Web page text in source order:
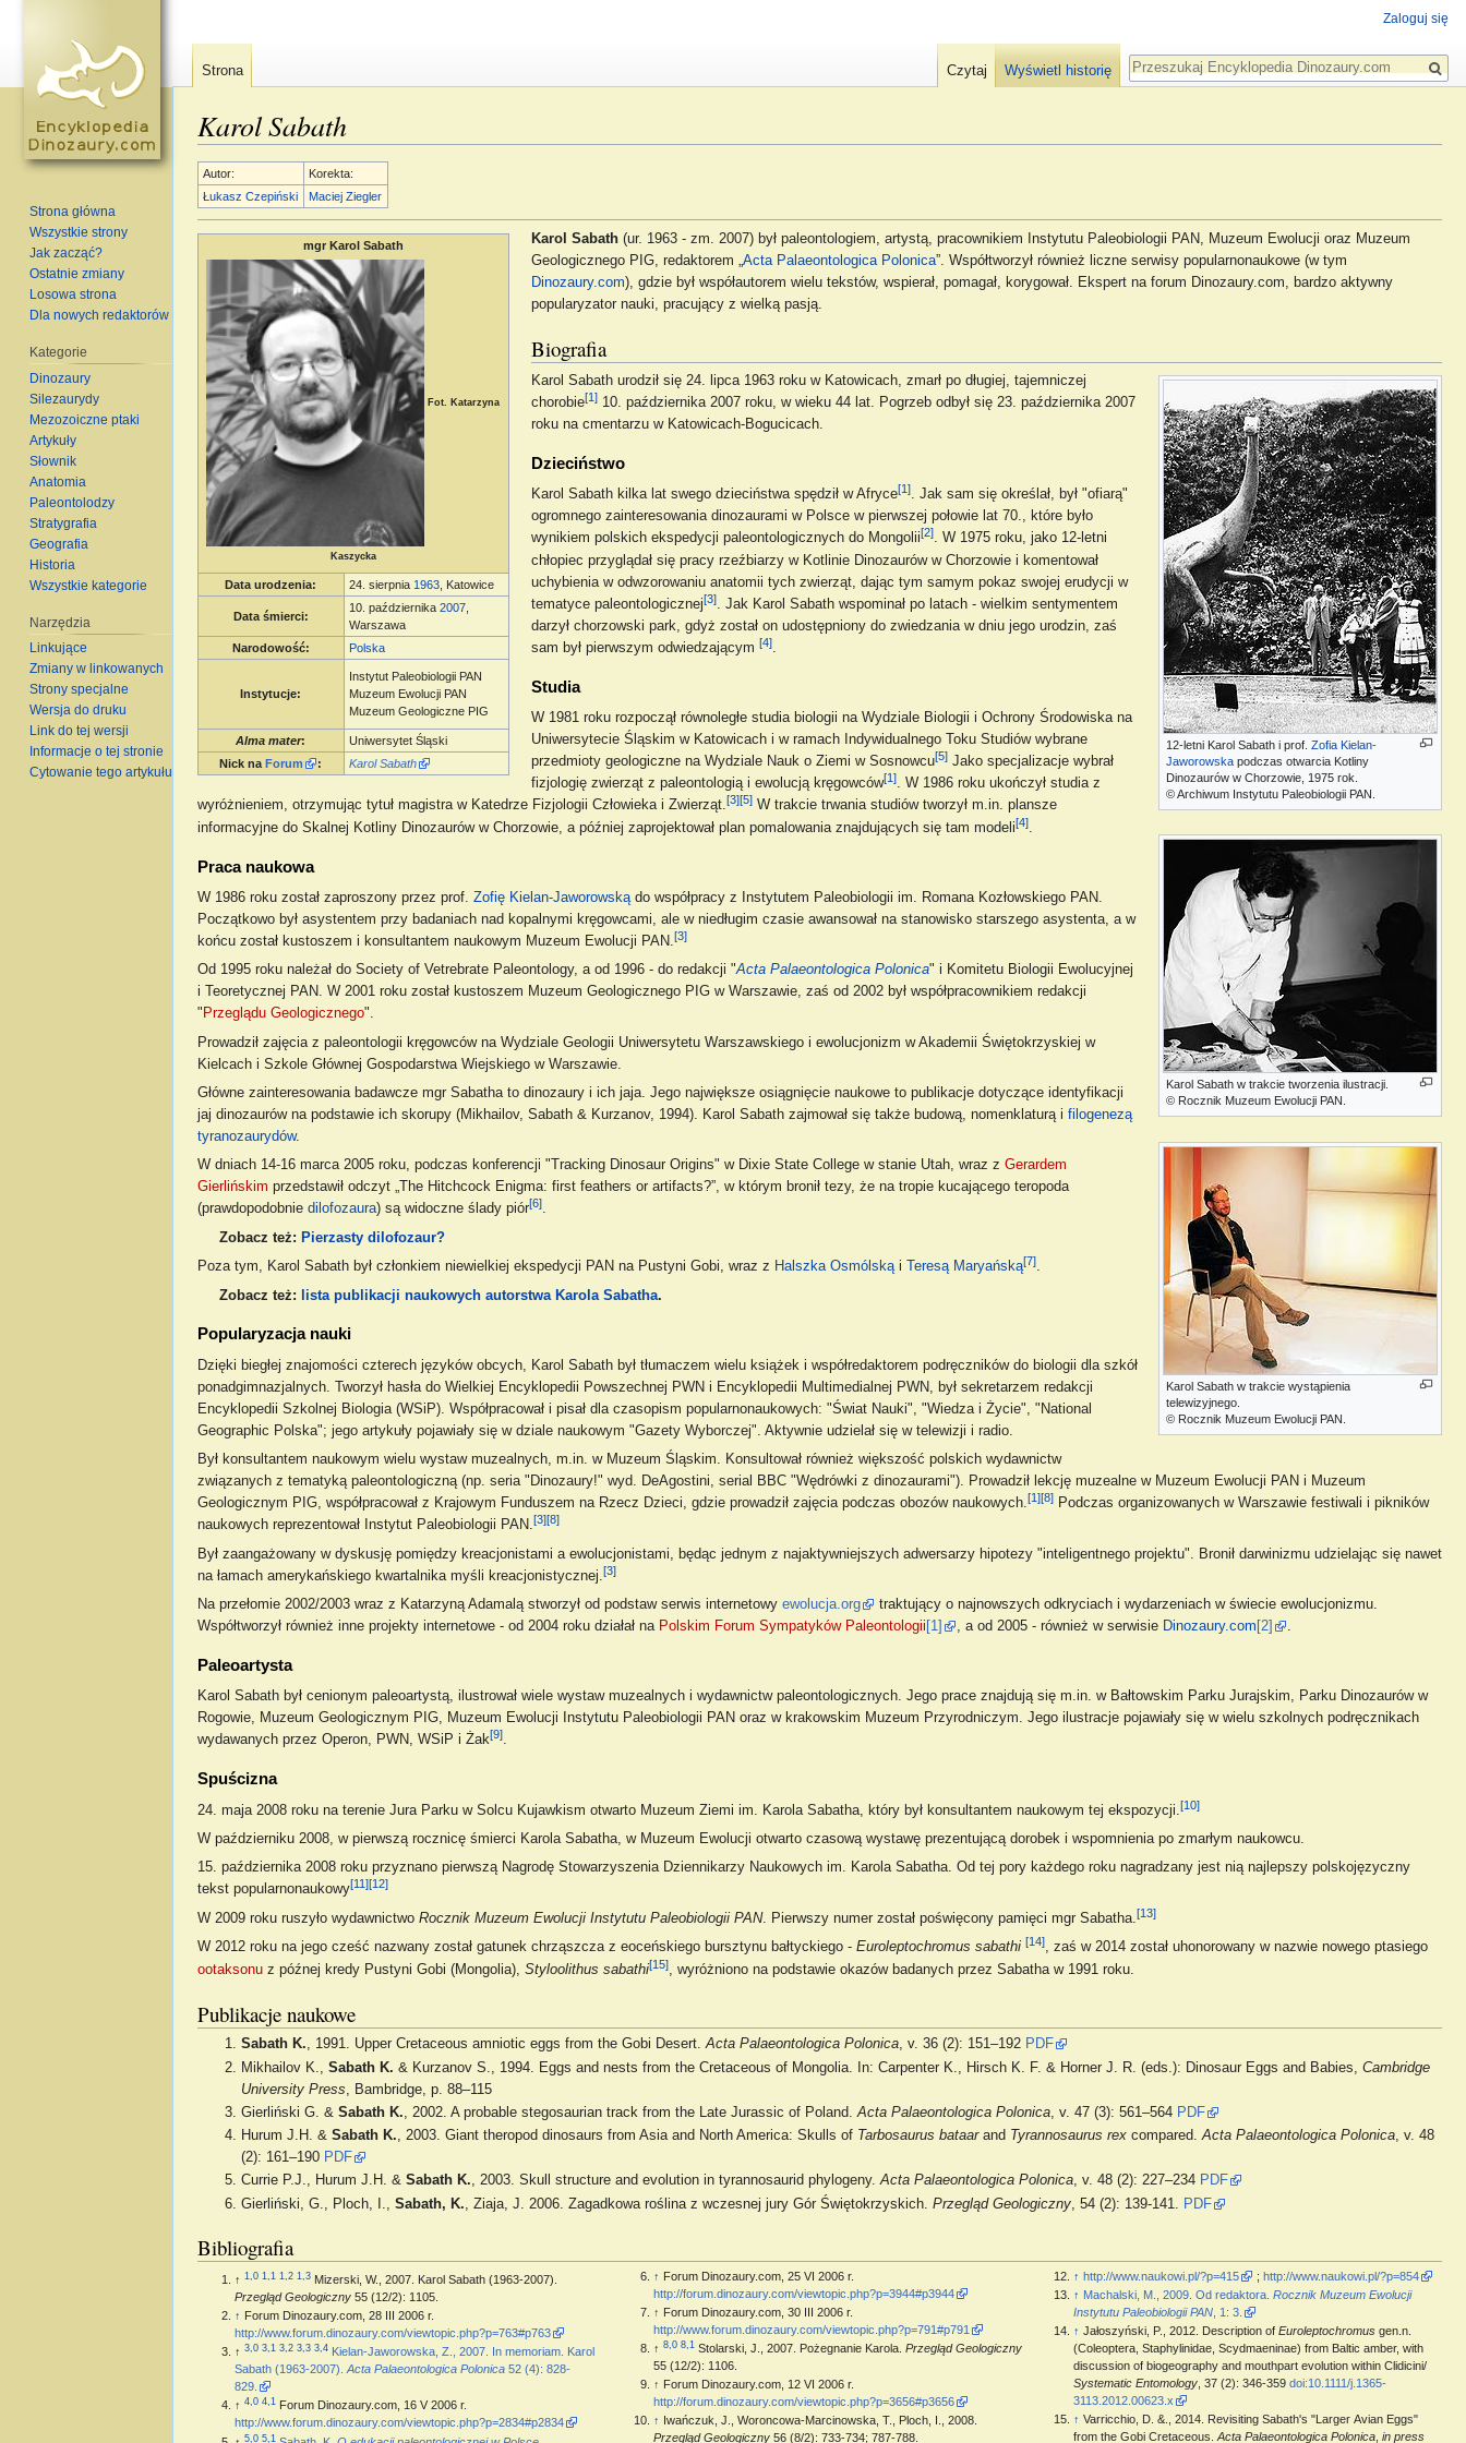
Karol Sabath
Autor:
Korekta:
Łukasz Czepiński
Maciej Ziegler
mgr Karol Sabath
Fot. Katarzyna
Kaszycka
Data urodzenia: 24. sierpnia 1963 , Katowice
Data śmierci:
10. października2007
Warszawa
Narodowość: Polska
Instytucje:
Instytut Paleobiologii PAN
Muzeum Ewolucji PAN
Muzeum Geologiczne PIG
Alma mater:
Uniwersytet Śląski
Nick naForum : Karol Sabath
Karol Sabath(ur. 1963 - zm. 2007) był paleontologiem, artystą, pracownikiem Instytutu Paleobiologii PAN, Muzeum Ewolucji oraz Muzeum
Geologicznego PIG, redaktorem „ Acta Palaeontologica Polonica”. Współtworzył również liczne serwisy popularnonaukowe (w tym
Dinozaury.com), gdzie był współautorem wielu tekstów, wspierał, pomagał, korygował. Ekspert na forum Dinozaury.com, bardzo aktywny
popularyzator nauki, pracujący z wielką pasją.
Biografia
12-letni Karol Sabath i prof.Zofia Kielan-
Jaworowska podczas otwarcia Kotliny
Dinozaurów w Chorzowie, 1975 rok.
© Archiwum Instytutu Paleobiologii PAN.
Karol Sabath w trakcie tworzenia ilustracji.
© Rocznik Muzeum Ewolucji PAN.
Karol Sabath w trakcie wystąpienia
telewizyjnego.
© Rocznik Muzeum Ewolucji PAN.
Karol Sabath urodził się 24. lipca 1963 roku w Katowicach, zmarł po długiej, tajemniczej
chorobie[1]10. października 2007 roku, w wieku 44 lat. Pogrzeb odbył się 23. października 2007
roku na cmentarzu w Katowicach-Bogucicach.
Dzieciństwo
Karol Sabath kilka lat swego dzieciństwa spędził w Afryce[1]. Jak sam się określał, był "ofiarą"
ogromnego zainteresowania dinozaurami w Polsce w pierwszej połowie lat 70., które było
wynikiem polskich ekspedycji paleontologicznych do Mongolii[2]. W 1975 roku, jako 12-letni
chłopiec przyglądał się pracy rzeźbiarzy w Kotlinie Dinozaurów w Chorzowie i komentował
uchybienia w odwzorowaniu anatomii tych zwierząt, dając tym samym pokaz swojej erudycji w
tematyce paleontologicznej[3]. Jak Karol Sabath wspominał po latach - wielkim sentymentem
darzył chorzowski park, gdyż został on udostępniony do zwiedzania w dniu jego urodzin, zaś
sam był pierwszym odwiedzającym [4].
Studia
W 1981 roku rozpoczął równoległe studia biologii na Wydziale Biologii i Ochrony Środowiska na
Uniwersytecie Śląskim w Katowicach i w ramach Indywidualnego Toku Studiów wybrane
przedmioty geologiczne na Wydziale Nauk o Ziemi w Sosnowcu[5]Jako specjalizacje wybrał
fizjologię zwierząt z paleontologią i ewolucją kręgowców[1]. W 1986 roku ukończył studia z
wyróżnieniem, otrzymując tytuł magistra w Katedrze Fizjologii Człowieka i Zwierząt.[3][5]W trakcie trwania studiów tworzył m.in. plansze
informacyjne do Skalnej Kotliny Dinozaurów w Chorzowie, a później zaprojektował plan pomalowania znajdujących się tam modeli[4].
Praca naukowa
W 1986 roku został zaproszony przez prof. Zofię Kielan-Jaworowskądo współpracy z Instytutem Paleobiologii im. Romana Kozłowskiego PAN.
Początkowo był asystentem przy badaniach nad kopalnymi kręgowcami, ale w niedługim czasie awansował na stanowisko starszego asystenta, a w
końcu został kustoszem i konsultantem naukowym Muzeum Ewolucji PAN.[3]
Od 1995 roku należał do Society of Vetrebrate Paleontology, a od 1996 - do redakcji "Acta Palaeontologica Polonica" i Komitetu Biologii Ewolucyjnej
i Teoretycznej PAN. W 2001 roku został kustoszem Muzeum Geologicznego PIG w Warszawie, zaś od 2002 był współpracownikiem redakcji
" Przeglądu Geologicznego".
Prowadził zajęcia z paleontologii kręgowców na Wydziale Geologii Uniwersytetu Warszawskiego i ewolucjonizm w Akademii Świętokrzyskiej w
Kielcach i Szkole Głównej Gospodarstwa Wiejskiego w Warszawie.
Główne zainteresowania badawcze mgr Sabatha to dinozaury i ich jaja. Jego największe osiągnięcie naukowe to publikacje dotyczące identyfikacji
jaj dinozaurów na podstawie ich skorupy (Mikhailov, Sabath & Kurzanov, 1994). Karol Sabath zajmował się także budową, nomenklaturą i filogenezą
tyranozaurydów.
W dniach 14-16 marca 2005 roku, podczas konferencji "Tracking Dinosaur Origins" w Dixie State College w stanie Utah, wraz z Gerardem
Gierlińskim przedstawił odczyt „The Hitchcock Enigma: first feathers or artifacts?”, w którym bronił tezy, że na tropie kucającego teropoda
(prawdopodobnie dilofozaura) są widoczne ślady piór[6].
Zobacz też: Pierzasty dilofozaur?
Poza tym, Karol Sabath był członkiem niewielkiej ekspedycji PAN na Pustyni Gobi, wraz z Halszka Osmólskąi Teresą Maryańską[7].
Zobacz też:
lista publikacji naukowych autorstwa Karola Sabatha.
Popularyzacja nauki
Dzięki biegłej znajomości czterech języków obcych, Karol Sabath był tłumaczem wielu książek i współredaktorem podręczników do biologii dla szkół
ponadgimnazjalnych. Tworzył hasła do Wielkiej Encyklopedii Powszechnej PWN i Encyklopedii Multimedialnej PWN, był sekretarzem redakcji
Encyklopedii Szkolnej Biologia (WSiP). Współpracował i pisał dla czasopism popularnonaukowych: "Świat Nauki", "Wiedza i Życie", "National
Geographic Polska"; jego artykuły pojawiały się w dziale naukowym "Gazety Wyborczej". Aktywnie udzielał się w telewizji i radio.
Był konsultantem naukowym wielu wystaw muzealnych, m.in. w Muzeum Śląskim. Konsultował również większość polskich wydawnictw
związanych z tematyką paleontologiczną (np. seria "Dinozaury!" wyd. DeAgostini, serial BBC "Wędrówki z dinozaurami"). Prowadził lekcję muzealne w Muzeum Ewolucji PAN i Muzeum
Geologicznym PIG, współpracował z Krajowym Funduszem na Rzecz Dzieci, gdzie prowadził zajęcia podczas obozów naukowych.[1][8]Podczas organizowanych w Warszawie festiwali i pikników
naukowych reprezentował Instytut Paleobiologii PAN.[3][8]
Był zaangażowany w dyskusję pomiędzy kreacjonistami a ewolucjonistami, będąc jednym z najaktywniejszych adwersarzy hipotezy "inteligentnego projektu". Bronił darwinizmu udzielając się nawet
na łamach amerykańskiego kwartalnika myśli kreacjonistycznej.[3]
Na przełomie 2002/2003 wraz z Katarzyną Adamalą stworzył od podstaw serwis internetowy ewolucja.org
traktujący o najnowszych odkryciach i wydarzeniach w świecie ewolucjonizmu.
Współtworzył również inne projekty internetowe - od 2004 roku działał na Polskim Forum Sympatyków Paleontologii [1] , a od 2005 - również w serwisie Dinozaury.com [2] .
Paleoartysta
Karol Sabath był cenionym paleoartystą, ilustrował wiele wystaw muzealnych i wydawnictw paleontologicznych. Jego prace znajdują się m.in. w Bałtowskim Parku Jurajskim, Parku Dinozaurów w
Rogowie, Muzeum Geologicznym PIG, Muzeum Ewolucji Instytutu Paleobiologii PAN oraz w krakowskim Muzeum Przyrodniczym. Jego ilustracje pojawiały się w wielu szkolnych podręcznikach
wydawanych przez Operon, PWN, WSiP i Żak[9].
Spuścizna
24. maja 2008 roku na terenie Jura Parku w Solcu Kujawkism otwarto Muzeum Ziemi im. Karola Sabatha, który był konsultantem naukowym tej ekspozycji. [10]
W październiku 2008, w pierwszą rocznicę śmierci Karola Sabatha, w Muzeum Ewolucji otwarto czasową wystawę prezentującą dorobek i wspomnienia po zmarłym naukowcu.
15. października 2008 roku przyznano pierwszą Nagrodę Stowarzyszenia Dziennikarzy Naukowych im. Karola Sabatha. Od tej pory każdego roku nagradzany jest nią najlepszy polskojęzyczny
tekst popularnonaukowy[11][12]
W 2009 roku ruszyło wydawnictwo Rocznik Muzeum Ewolucji Instytutu Paleobiologii PAN. Pierwszy numer został poświęcony pamięci mgr Sabatha.[13]
W 2012 roku na jego cześć nazwany został gatunek chrząszcza z eoceńskiego bursztynu bałtyckiego - Euroleptochromus sabathi [14], zaś w 2014 został uhonorowany w nazwie nowego ptasiego
ootaksonuz późnej kredy Pustyni Gobi (Mongolia), Styloolithus sabathi[15], wyróżniono na podstawie okazów badanych przez Sabatha w 1991 roku.
Publikacje naukowe
Sabath K., 1991. Upper Cretaceous amniotic eggs from the Gobi Desert.Acta Palaeontologica Polonica, v. 36 (2): 151–192 PDF
Mikhailov K.,Sabath K. & Kurzanov S., 1994. Eggs and nests from the Cretaceous of Mongolia. In: Carpenter K., Hirsch K. F. & Horner J. R. (eds.): Dinosaur Eggs and Babies,Cambridge
University Press , Bambridge, p. 88–115
Gierliński G. &Sabath K., 2002. A probable stegosaurian track from the Late Jurassic of Poland.Acta Palaeontologica Polonica, v. 47 (3): 561–564 PDF
Hurum J.H. &Sabath K., 2003. Giant theropod dinosaurs from Asia and North America: Skulls of Tarbosaurus bataarand Tyrannosaurus rex compared.Acta Palaeontologica Polonica, v. 48
(2): 161–190 PDF
Currie P.J., Hurum J.H. &Sabath K., 2003. Skull structure and evolution in tyrannosaurid phylogeny.Acta Palaeontologica Polonica, v. 48 (2): 227–234 PDF
Gierliński, G., Ploch, I.,Sabath, K. , Ziaja, J. 2006. Zagadkowa roślina z wczesnej jury Gór Świętokrzyskich.Przegląd Geologiczny , 54 (2): 139-141. PDF
Bibliografia
↑ 1,0 1,1 1,2 1,3 Mizerski, W., 2007. Karol Sabath (1963-2007).
Przegląd Geologiczny55 (12/2): 1105.
↑
Forum Dinozaury.com, 28 III 2006 r.
http://www.forum.dinozaury.com/viewtopic.php?p=763#p763
↑ 3,0 3,1 3,2 3,3 3,4 Kielan-Jaworowska, Z., 2007. In memoriam. Karol
Sabath (1963-2007).Acta Palaeontologica Polonica52 (4): 828-
829.
↑ 4,0 4,1 Forum Dinozaury.com, 16 V 2006 r.
http://www.forum.dinozaury.com/viewtopic.php?p=2834#p2834
5,0 5,1
↑ Forum Dinozaury.com, 25 VI 2006 r.
http://forum.dinozaury.com/viewtopic.php?p=3944#p3944
↑ Forum Dinozaury.com, 30 III 2006 r.
http://www.forum.dinozaury.com/viewtopic.php?p=791#p791
↑8,0 8,1 Stolarski, J., 2007. Pożegnanie Karola.Przegląd Geologiczny
55 (12/2): 1106.
↑ Forum Dinozaury.com, 12 VI 2006 r.
http://forum.dinozaury.com/viewtopic.php?p=3656#p3656
↑
Iwańczuk, J., Woroncowa-Marcinowska, T., Ploch, I., 2008.
Przegląd Geologiczny 56 (8/2): 733-734; 787-788.
↑ http://www.naukowi.pl/?p=415 ; http://www.naukowi.pl/?p=854
↑ Machalski, M., 2009. Od redaktora. Rocznik Muzeum Ewolucji
Instytutu Paleobiologii PAN, 1: 3.
↑ Jałoszyński, P., 2012. Description of Euroleptochromusgen.n.
(Coleoptera, Staphylinidae, Scydmaeninae) from Baltic amber, with
discussion of biogeography and mouthpart evolution within Clidicini/
Systematic Entomology, 37 (2): 346-359 doi:10.1111/j.1365-
3113.2012.00623.x
↑ Varricchio, D. &., 2014. Revisiting Sabath's "Larger Avian Eggs"
from the Gobi Cretaceous. Acta Palaeontologica Polonica, in press
Zaloguj się
Strona Czytaj Wyświetl historię
Szukaj
Strona główna
Wszystkie strony
Jak zacząć?
Ostatnie zmiany
Losowa strona
Dla nowych redaktorów
Kategorie
Dinozaury
Silezaurydy
Mezozoiczne ptaki
Artykuły
Słownik
Anatomia
Paleontolodzy
Stratygrafia
Geografia
Historia
Wszystkie kategorie
Narzędzia
Linkujące
Zmiany w linkowanych
Strony specjalne
Wersja do druku
Link do tej wersji
Informacje o tej stronie
Cytowanie tego artykułu